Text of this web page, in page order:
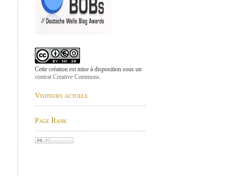
Cette création est mise à disposition sous un
contrat Creative Commons.
Visiteurs actuels
Page Rank